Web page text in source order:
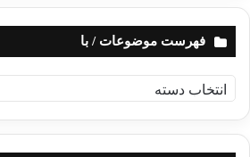
نياز و گرمی دستانت
مانند وقتی که تو را ترک کردم نباشد
فهرست موضوعات / با
ه
ر